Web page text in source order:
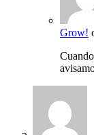
Grow!